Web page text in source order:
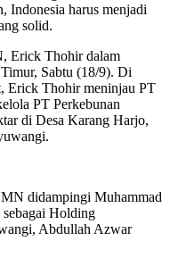
Indonesia harus menjadi
solid.
Erick Thohir dalam
Sabtu (18/9). Di
Erick Thohir meninjau PT
PT Perkebunan
di Desa Karang Harjo,
didampingi Muhammad
Holding
Abdullah Azwar